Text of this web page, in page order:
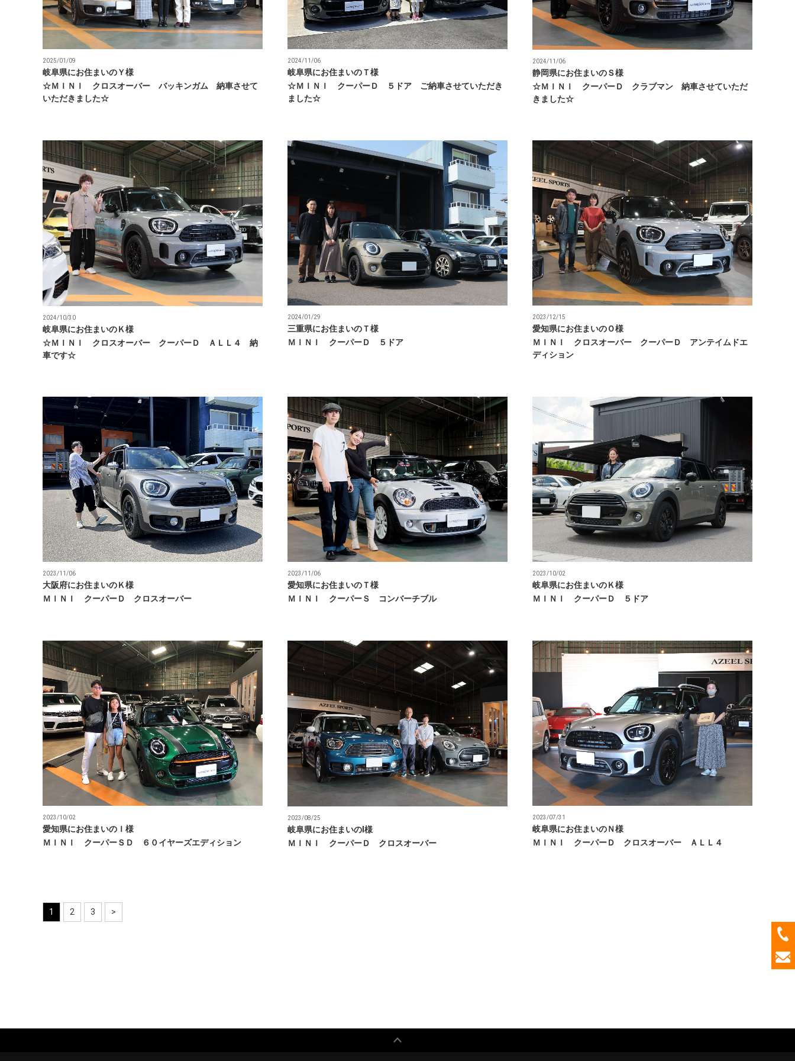
2025/01/09
岐阜県にお住まいのＹ様
☆ＭＩＮＩ クロスオーバー バッキンガム 納車させて
いただきました☆
2024/11/06
岐阜県にお住まいのＴ様
☆ＭＩＮＩ クーパーＤ ５ドア ご納車させていただき
ました☆
2024/11/06
静岡県にお住まいのＳ様
☆ＭＩＮＩ クーパーＤ クラブマン 納車させていただ
きました☆
2024/10/30
岐阜県にお住まいのＫ様
☆ＭＩＮＩ クロスオーバー クーパーＤ ＡＬＬ４ 納
車です☆
2024/01/29
三重県にお住まいのＴ様
ＭＩＮＩ クーパーＤ ５ドア
2023/12/15
愛知県にお住まいのＯ様
ＭＩＮＩ クロスオーバー クーパーＤ アンテイムドエ
ディション
2023/11/06
大阪府にお住まいのＫ様
ＭＩＮＩ クーパーＤ クロスオーバー
2023/11/06
愛知県にお住まいのＴ様
ＭＩＮＩ クーパーＳ コンバーチブル
2023/10/02
岐阜県にお住まいのＫ様
ＭＩＮＩ クーパーＤ ５ドア
2023/10/02
愛知県にお住まいのＩ様
ＭＩＮＩ クーパーＳＤ ６０イヤーズエディション
2023/08/25
岐阜県にお住まいのⅠ様
ＭＩＮＩ クーパーＤ クロスオーバー
2023/07/31
岐阜県にお住まいのＮ様
ＭＩＮＩ クーパーＤ クロスオーバー ＡＬＬ４
1 2 3 >